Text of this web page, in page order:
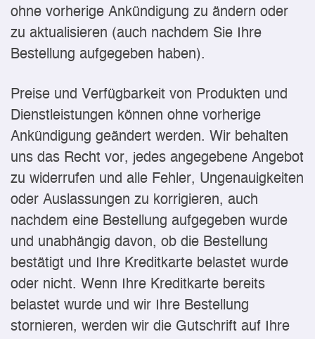
ohne vorherige Ankündigung zu ändern oder
zu aktualisieren (auch nachdem Sie Ihre
Bestellung aufgegeben haben).
Preise und Verfügbarkeit von Produkten und
Dienstleistungen können ohne vorherige
Ankündigung geändert werden. Wir behalten
uns das Recht vor, jedes angegebene Angebot
zu widerrufen und alle Fehler, Ungenauigkeiten
oder Auslassungen zu korrigieren, auch
nachdem eine Bestellung aufgegeben wurde
und unabhängig davon, ob die Bestellung
bestätigt und Ihre Kreditkarte belastet wurde
oder nicht. Wenn Ihre Kreditkarte bereits
belastet wurde und wir Ihre Bestellung
stornieren, werden wir die Gutschrift auf Ihre